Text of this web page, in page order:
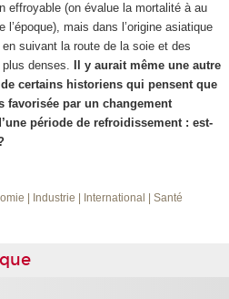
effroyable (on évalue la mortalité à au
mais dans l’origine asiatique
suivant la route de la soie et des
denses.
Il y aurait même une autre
certains historiens qui pensent que
favorisée par un changement
période de refroidissement : est-
| Industrie | International | Santé